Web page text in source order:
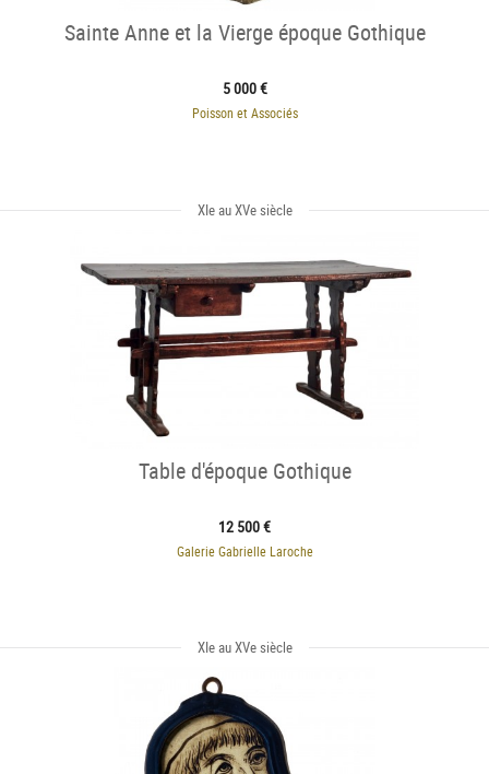
Sainte Anne et la Vierge époque Gothique
5 000 €
Poisson et Associés
XIe au XVe siècle
Table d'époque Gothique
12 500 €
Galerie Gabrielle Laroche
XIe au XVe siècle